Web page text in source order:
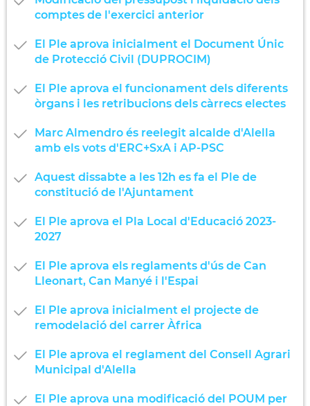
comptes de l'exercici anterior
El Ple aprova inicialment el Document Únic
de Protecció Civil (DUPROCIM)
El Ple aprova el funcionament dels diferents
òrgans i les retribucions dels càrrecs electes
Marc Almendro és reelegit alcalde d'Alella
amb els vots d'ERC+SxA i AP-PSC
Aquest dissabte a les 12h es fa el Ple de
constitució de l'Ajuntament
El Ple aprova el Pla Local d'Educació 2023-
2027
El Ple aprova els reglaments d'ús de Can
Lleonart, Can Manyé i l'Espai
El Ple aprova inicialment el projecte de
remodelació del carrer Àfrica
El Ple aprova el reglament del Consell Agrari
Municipal d'Alella
El Ple aprova una modificació del POUM per